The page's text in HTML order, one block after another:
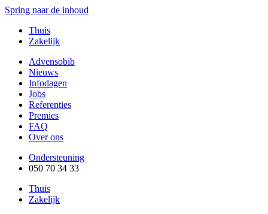
Spring naar de inhoud
Thuis
Zakelijk
Advensobib
Nieuws
Infodagen
Jobs
Referenties
Premies
FAQ
Over ons
Ondersteuning
050 70 34 33
Thuis
Zakelijk